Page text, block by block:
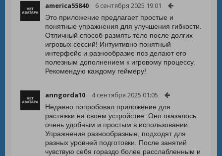
america55840 6 сентября 2025 19:01
Это приложение предлагает простые и
понятные упражнения для улучшения гибкости.
Отличный способ размять тело после долгих
игровых сессий! Интуитивно понятный
интерфейс и разнообразие поз делают его
полезным дополнением к игровому процессу.
Рекомендую каждому геймеру!
anngorda10 4 сентября 2025 01:05
Недавно попробовал приложение для
растяжки на своем устройстве. Оно оказалось
очень удобным и простым в использовании.
Упражнения разнообразные, подходят для
разных уровней подготовки. После занятий
чувствую себя гораздо более расслабленным и